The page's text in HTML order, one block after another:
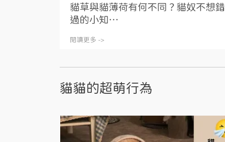
貓草與貓薄荷有何不同？貓奴不想錯
過的小知⋯
閱讀更多 ->
貓貓的超萌行為